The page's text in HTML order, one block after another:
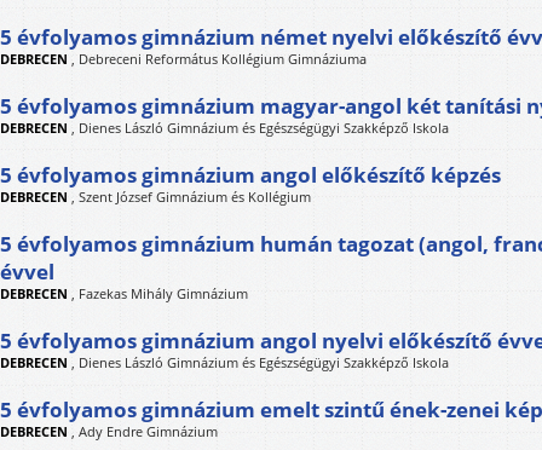
5 évfolyamos gimnázium német nyelvi előkészítő
DEBRECEN , Debreceni Református Kollégium Gimnáziuma
5 évfolyamos gimnázium magyar-angol két tanítási
DEBRECEN , Dienes László Gimnázium és Egészségügyi Szakképző Iskola
5 évfolyamos gimnázium angol előkészítő képzés
DEBRECEN , Szent József Gimnázium és Kollégium
5 évfolyamos gimnázium humán tagozat (angol,
évvel
DEBRECEN , Fazekas Mihály Gimnázium
5 évfolyamos gimnázium angol nyelvi előkészítő
DEBRECEN , Dienes László Gimnázium és Egészségügyi Szakképző Iskola
5 évfolyamos gimnázium emelt szintű ének-zenei
DEBRECEN , Ady Endre Gimnázium